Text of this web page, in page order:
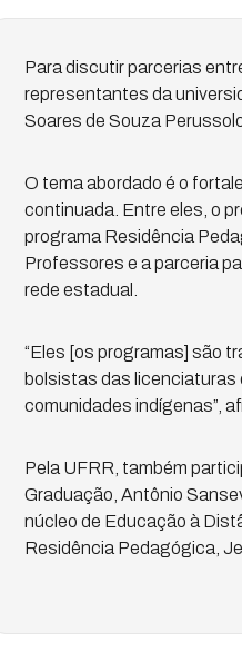
Para discutir parcerias
representantes da
Soares de Souza
O tema abordado é o
continuada. Entre eles, o
programa Residência
Professores e a parceria
rede estadual.
“Eles [os programas] são
bolsistas das licenciaturas
comunidades indígenas”,
Pela UFRR, também
Graduação, Antônio
núcleo de Educação à
Residência Pedagógica,